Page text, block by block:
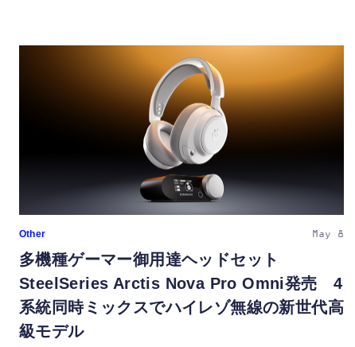
Other May 8
多機種ゲーマー御用達ヘッドセット
SteelSeries Arctis Nova Pro Omni発売 4
系統同時ミックスでハイレゾ無線の新世代高
級モデル